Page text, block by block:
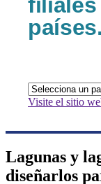
filiales
países.
Visite el sitio
Lagunas y
diseñarlos